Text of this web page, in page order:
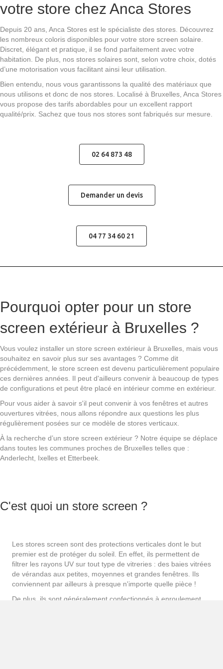
Demander un devis
04 77 34 60 21
Pourquoi opter pour un store
Vous voulez installer un store screen extérieur à Bruxelles, mais vous
souhaitez en savoir plus sur ses avantages ? Comme dit
ces dernières années. Il peut d'ailleurs convenir à beaucoup de types
de configurations et peut être placé en intérieur comme en extérieur.
À la recherche d’un store screen extérieur ? Notre équipe se déplace
Anderlecht, Ixelles et Etterbeek.
C'est quoi un store screen ?
Les stores screen sont des protections verticales dont le but
premier est de protéger du soleil. En effet, ils permettent de
filtrer les rayons UV sur tout type de vitreries : des baies vitrées
de vérandas aux petites, moyennes et grandes fenêtres. Ils
conviennent par ailleurs à presque n'importe quelle pièce !
De plus, ils sont généralement confectionnés à enroulement
pour permettre de réguler la quantité de lumière entrante.
Vous ne vous retrouverez donc pas dans le noir complet. Les
stores screen sont également une protection contre la chaleur
garantissant ainsi un confort thermique optimal.
Enfin, en plus de constituer un véritable pare-soleil et d'offrir
Demander un devis